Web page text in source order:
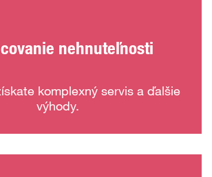
nehnuteľnosti
komplexný servis a ďalšie
výhody.